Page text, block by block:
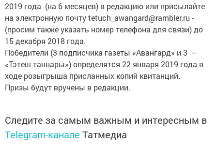
2019 года (на 6 месяцев) в редакцию или присылайте
на электронную ­почту tetuch_awangard@rambler.ru ­
(просим также указать номер телефона для связи) до
15 ­декабря 2018 года.
Победители (3 подписчика ­газеты «Авангард» и 3 –
«Тэтеш таннары») определятся 22 января 2019 года в
ходе розыгрыша присланных ­копий квитанций.
Призы будут вручены в редакции.
Следите за самым важным и интересным в
Telegram-канале Татмедиа